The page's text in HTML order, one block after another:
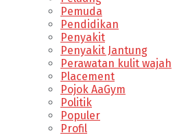
Pemuda
Pendidikan
Penyakit
Penyakit Jantung
Perawatan kulit wajah
Placement
Pojok AaGym
Politik
Populer
Profil